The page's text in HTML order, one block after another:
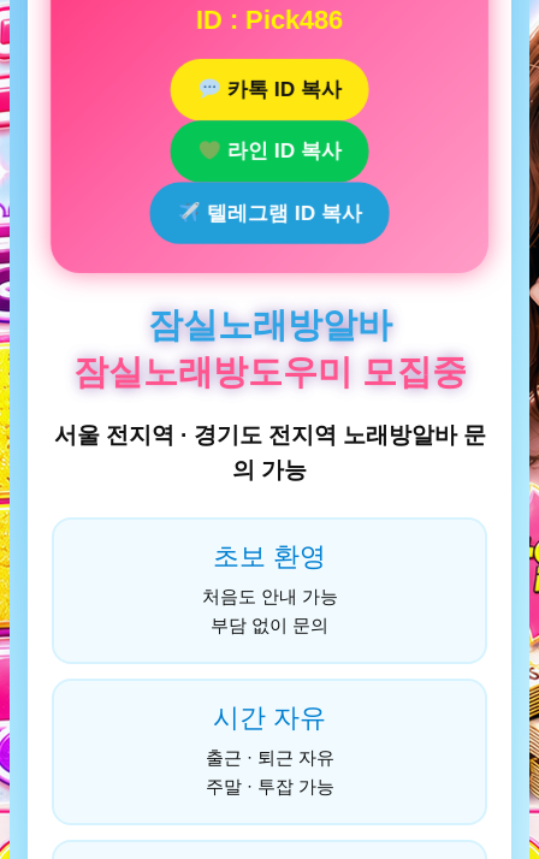
ID : Pick486
카톡 ID 복사
라인 ID 복사
텔레그램 ID 복사
잠실노래방알바
잠실노래방도우미 모집중
서울 전지역 · 경기도 전지역 노래방알바 문
의 가능
초보 환영
처음도 안내 가능
부담 없이 문의
시간 자유
출근 · 퇴근 자유
주말 · 투잡 가능